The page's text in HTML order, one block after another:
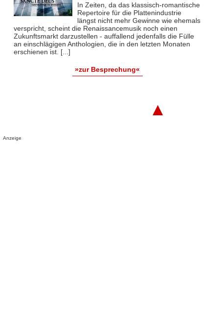
In Zeiten, da das klassisch-romantische
Repertoire für die Plattenindustrie
längst nicht mehr Gewinne wie ehemals
verspricht, scheint die Renaissancemusik noch einen
Zukunftsmarkt darzustellen - auffallend jedenfalls die Fülle
an einschlägigen Anthologien, die in den letzten Monaten
erschienen ist. [...]
»zur Besprechung«
▲
Anzeige